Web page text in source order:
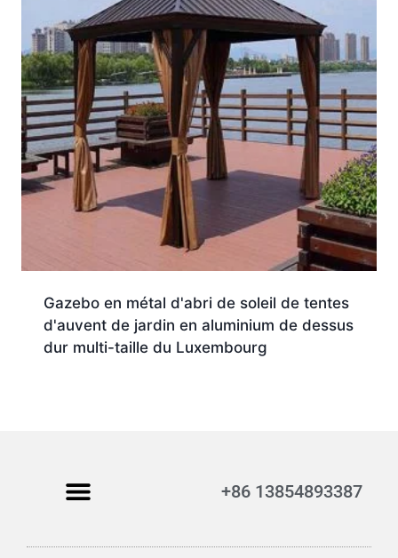
Gazebo en métal d'abri de soleil de tentes
d'auvent de jardin en aluminium de dessus
dur multi-taille du Luxembourg
+86 13854893387